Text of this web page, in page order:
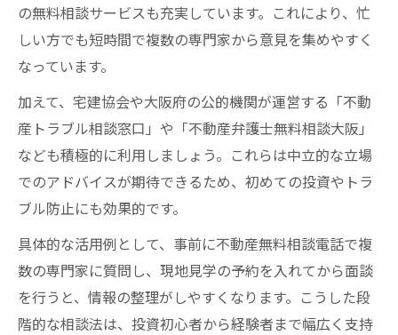
不動産投資で役立つ税理士相談のポイント
弁護士による不動産トラブル相談の実際
大阪府の無料相談で法務リスクを回避する
専門家連携で不動産投資を総合サポート
資産形成の第一歩は大阪府の相談活用から
投資初心者も安心の無料相談活用術
コンサルや税理士相談で資産運用を最適化
将来性を見据える不動産投資の相談事例
の無料相談サービスも充実しています。これにより、忙
しい方でも短時間で複数の専門家から意見を集めやすく
なっています。
加えて、宅建協会や大阪府の公的機関が運営する「不動
産トラブル相談窓口」や「不動産弁護士無料相談大阪」
なども積極的に利用しましょう。これらは中立的な立場
でのアドバイスが期待できるため、初めての投資やトラ
ブル防止にも効果的です。
具体的な活用例として、事前に不動産無料相談電話で複
数の専門家に質問し、現地見学の予約を入れてから面談
を行うと、情報の整理がしやすくなります。こうした段
階的な相談法は、投資初心者から経験者まで幅広く支持